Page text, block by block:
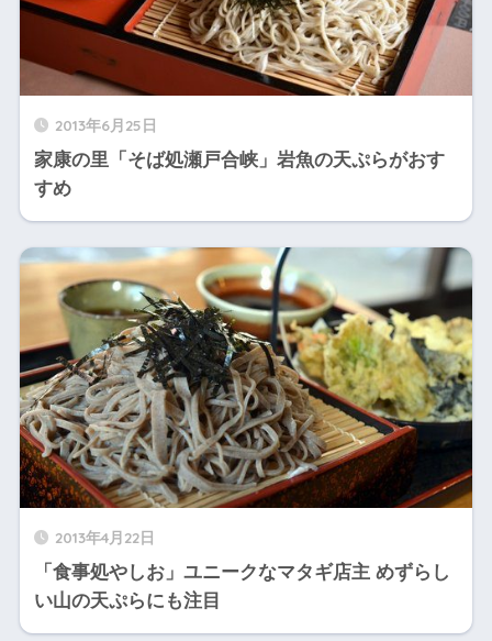
2013年6月25日
家康の里「そば処瀬戸合峡」岩魚の天ぷらがおす
すめ
2013年4月22日
「食事処やしお」ユニークなマタギ店主 めずらし
い山の天ぷらにも注目